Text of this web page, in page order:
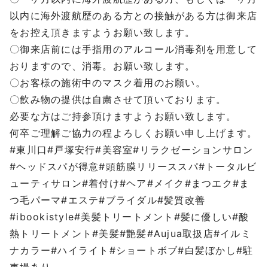
以内に海外渡航歴のある方との接触がある方は御来店
をお控え頂きますようお願い致します。
〇御来店前には手指用のアルコール消毒剤を用意して
おりますので、消毒。お願い致します。
〇お客様の施術中のマスク着用のお願い。
〇飲み物の提供は自粛させて頂いております。
必要な方はご持参頂けますようお願い致します。
何卒ご理解ご協力の程よろしくお願い申し上げます。
#東川口#戸塚安行#美容室#リラクゼーションサロン
#ヘッドスパが得意#頭筋膜リリーススパ#トータルビ
ューティサロン#着付け#ヘア#メイク#まつエク#ま
つ毛パーマ#エステ#ブライダル#髪質改善
#ibookistyle#美髪トリートメント#髪に優しい#酸
熱トリートメント#美髪#艶髪#Aujua取扱店#イルミ
ナカラー#ハイライト#ショートボブ#白髪ぼかし#駐